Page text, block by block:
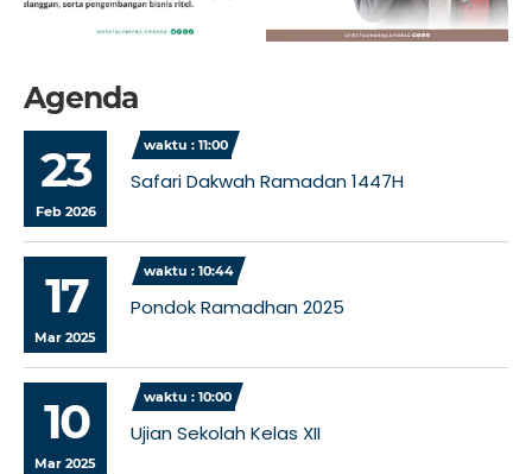
Agenda
23
Feb 2026
waktu : 11:00
Safari Dakwah Ramadan 1447H
17
Mar 2025
waktu : 10:44
Pondok Ramadhan 2025
10
Mar 2025
waktu : 10:00
Ujian Sekolah Kelas XII